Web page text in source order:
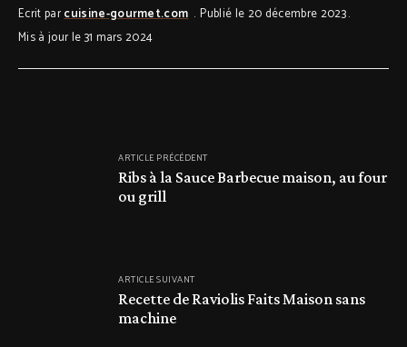
Ecrit parcuisine-gourmet.com
Publié le 20 décembre 2023
Mis à jour le 31 mars 2024
ARTICLE PRÉCÉDENT
Ribs à la Sauce Barbecue maison, au four
ou grill
ARTICLE SUIVANT
Recette de Raviolis Faits Maison sans
machine